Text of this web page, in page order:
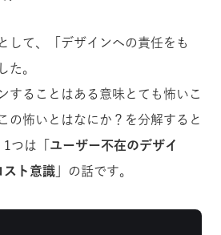
して、「デザインへの責任をも
た。
することはある意味とても怖いこ
の怖いとはなにか？を分解すると
1つは
「ユーザー不在のデザイ
スト意識」 の話です。